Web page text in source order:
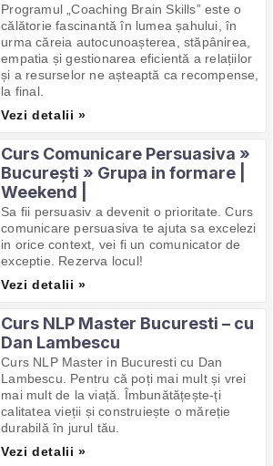
Programul „Coaching Brain Skills” este o
călătorie fascinantă în lumea șahului, în
urma căreia autocunoașterea, stăpânirea,
empatia și gestionarea eficientă a relațiilor
și a resurselor ne așteaptă ca recompense,
la final.
Vezi detalii »
Curs Comunicare Persuasiva »
București » Grupa in formare |
Weekend |
Sa fii persuasiv a devenit o prioritate. Curs
comunicare persuasiva te ajuta sa excelezi
in orice context, vei fi un comunicator de
exceptie. Rezerva locul!
Vezi detalii »
Curs NLP Master Bucuresti – cu
Dan Lambescu
Curs NLP Master in Bucuresti cu Dan
Lambescu. Pentru că poți mai mult și vrei
mai mult de la viață. Îmbunătățește-ți
calitatea vieții și construiește o măreție
durabilă în jurul tău.
Vezi detalii »